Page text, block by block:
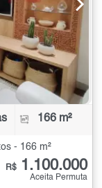
166 m²
- 166 m²
R$ 1.100.000
Aceita Permuta